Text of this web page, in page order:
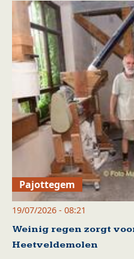
Pajottegem
19/07/2026 - 08:21
Weinig regen zorgt
Heetveldemolen